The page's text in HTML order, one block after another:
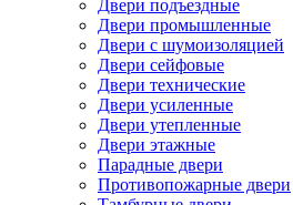
Двери подъездные
Двери промышленные
Двери с шумоизоляцией
Двери сейфовые
Двери технические
Двери усиленные
Двери утепленные
Двери этажные
Парадные двери
Противопожарные двери